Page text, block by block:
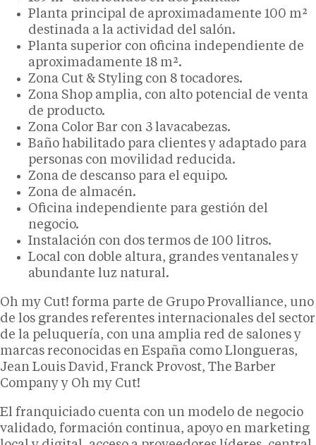
Planta principal de aproximadamente 100 m²
destinada a la actividad del salón.
Planta superior con oficina independiente de
aproximadamente 18 m².
Zona Cut & Styling con 8 tocadores.
Zona Shop amplia, con alto potencial de venta
de producto.
Zona Color Bar con 3 lavacabezas.
Baño habilitado para clientes y adaptado para
personas con movilidad reducida.
Zona de descanso para el equipo.
Zona de almacén.
Oficina independiente para gestión del
negocio.
Instalación con dos termos de 100 litros.
Local con doble altura, grandes ventanales y
abundante luz natural.
Oh my Cut! forma parte de Grupo Provalliance, uno
de los grandes referentes internacionales del sector
de la peluquería, con una amplia red de salones y
marcas reconocidas en España como Llongueras,
Jean Louis David, Franck Provost, The Barber
Company y Oh my Cut!
El franquiciado cuenta con un modelo de negocio
validado, formación continua, apoyo en marketing